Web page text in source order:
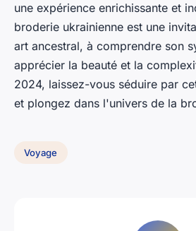
une expérience enrichissante et
broderie ukrainienne est une
art ancestral, à comprendre son
apprécier la beauté et la
2024, laissez-vous séduire par
et plongez dans l'univers de la
Voyage